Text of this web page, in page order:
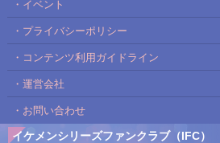
・イベント
・プライバシーポリシー
・コンテンツ利用ガイドライン
・運営会社
・お問い合わせ
イケメンシリーズファンクラブ（IFC）